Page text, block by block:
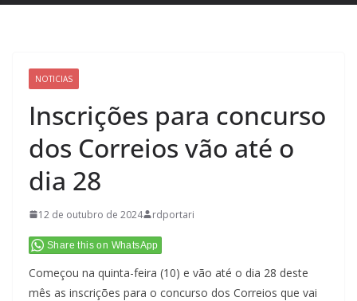
NOTICIAS
Inscrições para concurso
dos Correios vão até o
dia 28
12 de outubro de 2024 rdportari
Share this on WhatsApp
Começou na quinta-feira (10) e vão até o dia 28 deste
mês as inscrições para o concurso dos Correios que vai